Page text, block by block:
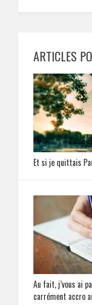
ARTICLES
Et si je quittais
Au fait, j’vous ai
carrément accro